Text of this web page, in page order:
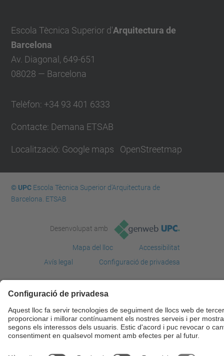
Escola Tècnica Superior d'Arquitectura de
Barcelona
Av. Diagonal, 649-651
08028 — Barcelona
Telèfon: +34 93 401 6333
Contacte: Demana ETSAB
Localització: Google maps OpenStreetmap
© UPCEscola Tècnica Superior d'Arquitectura de
Barcelona. ETSAB
Desenvolupat amb
Mapa del lloc
Accessibilitat
Avís legal
Configuració de privadesa